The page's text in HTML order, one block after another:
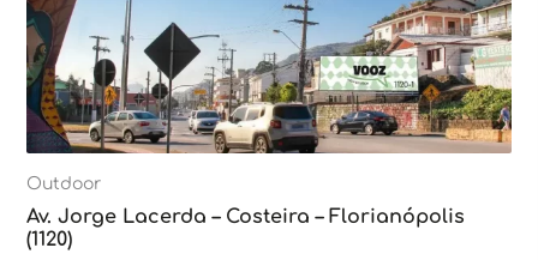
Outdoor
Av. Jorge Lacerda – Costeira – Florianópolis
(1120)